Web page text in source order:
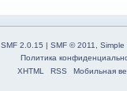
SMF 2.0.15 | SMF © 2011
Simple
Политика
XHTML
RSS Мобильная